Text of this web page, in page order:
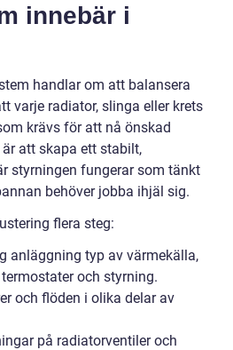
innebär i
handlar om att balansera
varje radiator, slinga eller krets
krävs för att nå önskad
att skapa ett stabilt,
styrningen fungerar som tänkt
behöver jobba ihjäl sig.
flera steg:
anläggning typ av värmekälla,
och styrning.
och flöden i olika delar av
på radiatorventiler och